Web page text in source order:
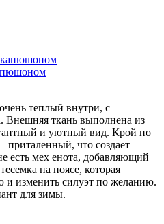
теплый внутри, с
Внешняя ткань выполнена из
и уютный вид. Крой по
что создает
есть мех енота, добавляющий
на поясе, которая
и изменить силуэт по желанию.
для зимы.